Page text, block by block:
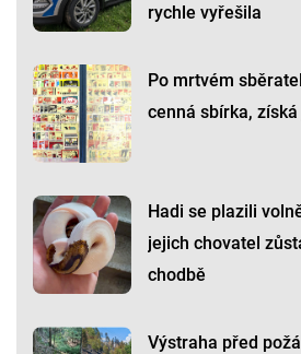
rychle vyřešila
Po mrtvém
cenná sbírka, získá
Hadi se plazili
jejich chovatel
chodbě
Výstraha před